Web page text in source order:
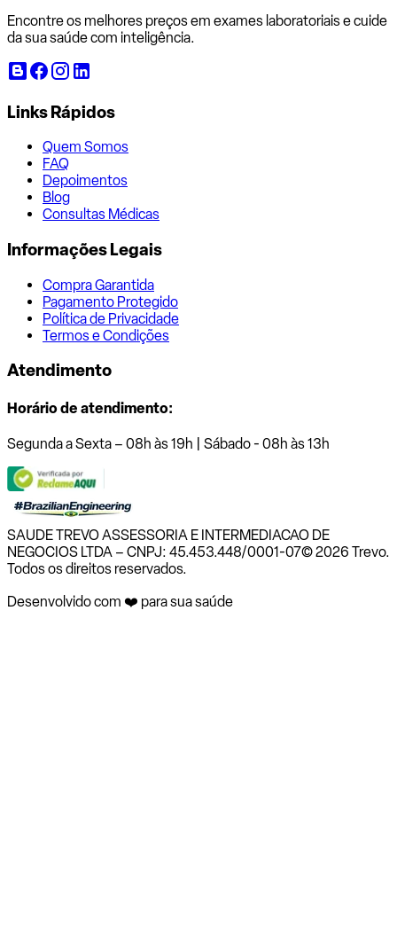
Encontre os melhores preços em exames laboratoriais e cuide
da sua saúde com inteligência.
Links Rápidos
Quem Somos
FAQ
Depoimentos
Blog
Consultas Médicas
Informações Legais
Compra Garantida
Pagamento Protegido
Política de Privacidade
Termos e Condições
Atendimento
Horário de atendimento:
Segunda a Sexta – 08h às 19h | Sábado - 08h às 13h
SAUDE TREVO ASSESSORIA E INTERMEDIACAO DE
NEGOCIOS LTDA – CNPJ: 45.453.448/0001-07© 2026 Trevo.
Todos os direitos reservados.
Desenvolvido com ❤️ para sua saúde